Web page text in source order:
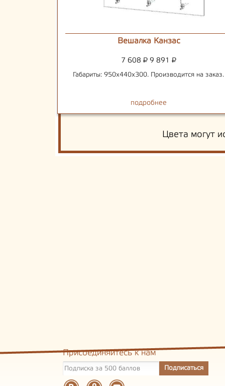
Вешалка Канзас
7 608 ₽ 9 891 ₽
Габариты: 950х440х300. Производится на заказ.
подробнее
Цвета могут
Присоединяйтесь к нам